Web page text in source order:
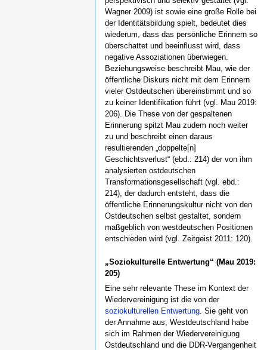
Wagner 2009) ist sowie eine große Rolle bei
der Identitätsbildung spielt, bedeutet dies
wiederum, dass das persönliche Erinnern so
überschattet und beeinflusst wird, dass
negative Assoziationen überwiegen.
Beziehungsweise beschreibt Mau, wie der
öffentliche Diskurs nicht mit dem Erinnern
vieler Ostdeutschen übereinstimmt und so
zu keiner Identifikation führt (vgl. Mau 2019:
206). Die These von der gespaltenen
Erinnerung spitzt Mau zudem noch weiter
zu und beschreibt einen daraus
resultierenden „doppelte[n]
Geschichtsverlust“ (ebd.: 214) der von ihm
analysierten ostdeutschen
Transformationsgesellschaft (vgl. ebd.:
214), der dadurch entsteht, dass die
öffentliche Erinnerungskultur nicht von den
Ostdeutschen selbst gestaltet, sondern
maßgeblich von westdeutschen Positionen
entschieden wird (vgl. Zeitgeist 2011: 120).
„Soziokulturelle Entwertung“ (Mau 2019:
205)
Eine sehr relevante These im Kontext der
Wiedervereinigung ist die von der
soziokulturellen Entwertung . Sie geht von
der Annahme aus, Westdeutschland habe
sich im Rahmen der Wiedervereinigung
Ostdeutschland und die DDR-Vergangenheit